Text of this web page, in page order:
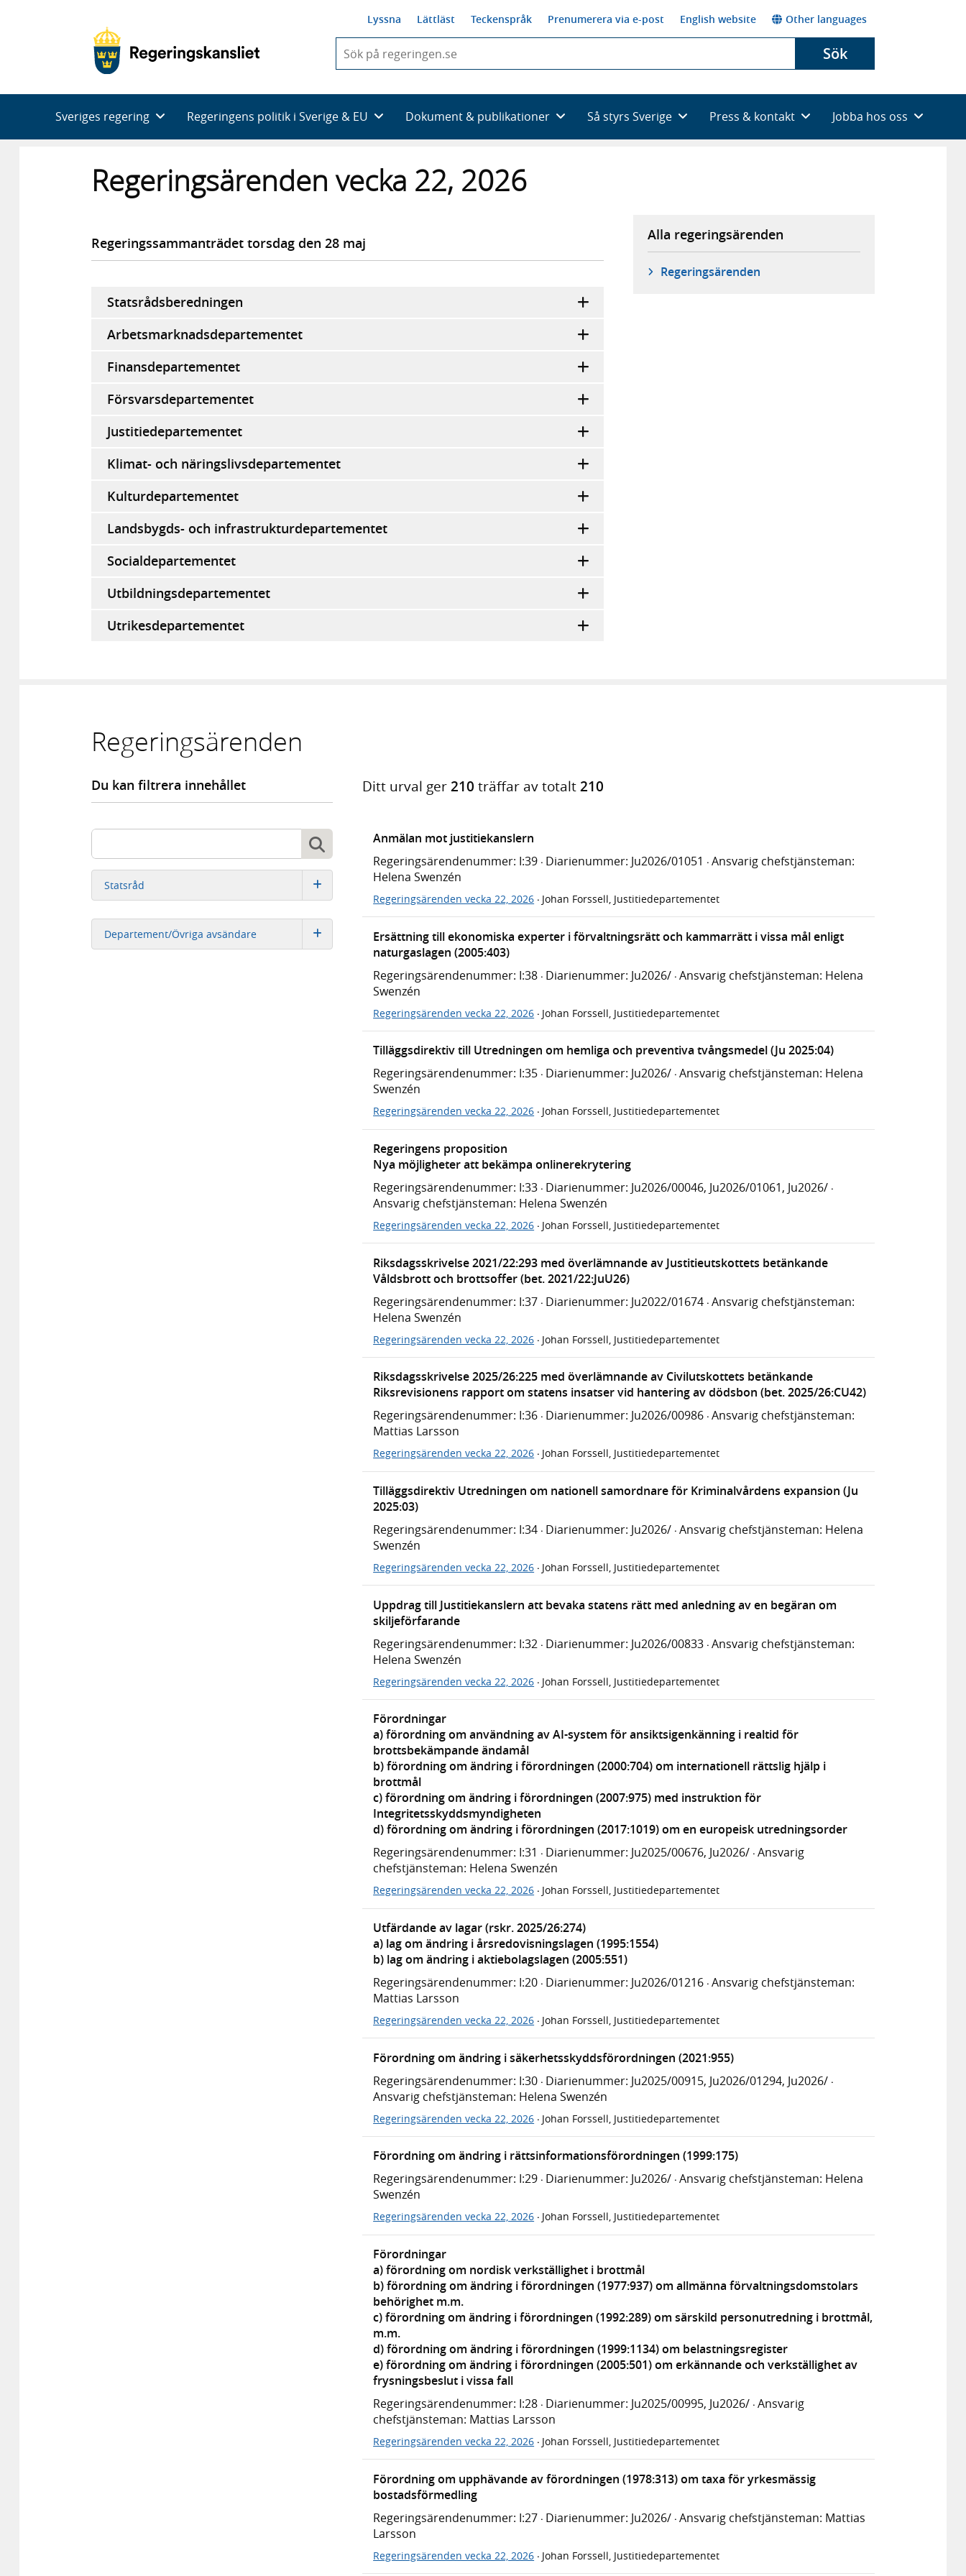
Lyssna Lättläst Teckenspråk Prenumerera via e-post English website Other languages
du
skriva
framträder
en
med
sökförslag
Sök
Sveriges regering Regeringens politik i Sverige & EU Dokument & publikationer Så styrs Sverige Press & kontakt Jobba hos oss
Regeringsärenden vecka 22, 2026
Regeringssammanträdet torsdag den 28 maj
Statsrådsberedningen
Arbetsmarknadsdepartementet
Finansdepartementet
Försvarsdepartementet
Justitiedepartementet
Klimat- och näringslivsdepartementet
Kulturdepartementet
Landsbygds- och infrastrukturdepartementet
Socialdepartementet
Utbildningsdepartementet
Utrikesdepartementet
Alla regeringsärenden
Regeringsärenden
Regeringsärenden
Du kan filtrera innehållet
Sök
Sök
Sök
Statsråd
Departement/Övriga avsändare
Ditt urval ger210 träffar av totalt210
Anmälan mot justitiekanslern
Regeringsärendenummer: I:39 · Diarienummer: Ju2026/01051 · Ansvarig chefstjänsteman:
Helena Swenzén
Regeringsärenden vecka 22, 2026 · Johan Forssell, Justitiedepartementet
Ersättning till ekonomiska experter i förvaltningsrätt och kammarrätt i vissa mål enligt
naturgaslagen (2005:403)
Regeringsärendenummer: I:38 · Diarienummer: Ju2026/ · Ansvarig chefstjänsteman: Helena
Swenzén
Regeringsärenden vecka 22, 2026 · Johan Forssell, Justitiedepartementet
Tilläggsdirektiv till Utredningen om hemliga och preventiva tvångsmedel (Ju 2025:04)
Regeringsärendenummer: I:35 · Diarienummer: Ju2026/ · Ansvarig chefstjänsteman: Helena
Swenzén
Regeringsärenden vecka 22, 2026 · Johan Forssell, Justitiedepartementet
Regeringens proposition
Nya möjligheter att bekämpa onlinerekrytering
Regeringsärendenummer: I:33 · Diarienummer: Ju2026/00046, Ju2026/01061, Ju2026/ ·
Ansvarig chefstjänsteman: Helena Swenzén
Regeringsärenden vecka 22, 2026 · Johan Forssell, Justitiedepartementet
Riksdagsskrivelse 2021/22:293 med överlämnande av Justitieutskottets betänkande
Våldsbrott och brottsoffer (bet. 2021/22:JuU26)
Regeringsärendenummer: I:37 · Diarienummer: Ju2022/01674 · Ansvarig chefstjänsteman:
Helena Swenzén
Regeringsärenden vecka 22, 2026 · Johan Forssell, Justitiedepartementet
Riksdagsskrivelse 2025/26:225 med överlämnande av Civilutskottets betänkande
Riksrevisionens rapport om statens insatser vid hantering av dödsbon (bet. 2025/26:CU42)
Regeringsärendenummer: I:36 · Diarienummer: Ju2026/00986 · Ansvarig chefstjänsteman:
Mattias Larsson
Regeringsärenden vecka 22, 2026 · Johan Forssell, Justitiedepartementet
Tilläggsdirektiv Utredningen om nationell samordnare för Kriminalvårdens expansion (Ju
2025:03)
Regeringsärendenummer: I:34 · Diarienummer: Ju2026/ · Ansvarig chefstjänsteman: Helena
Swenzén
Regeringsärenden vecka 22, 2026 · Johan Forssell, Justitiedepartementet
Uppdrag till Justitiekanslern att bevaka statens rätt med anledning av en begäran om
skiljeförfarande
Regeringsärendenummer: I:32 · Diarienummer: Ju2026/00833 · Ansvarig chefstjänsteman:
Helena Swenzén
Regeringsärenden vecka 22, 2026 · Johan Forssell, Justitiedepartementet
Förordningar
a) förordning om användning av AI-system för ansiktsigenkänning i realtid för
brottsbekämpande ändamål
b) förordning om ändring i förordningen (2000:704) om internationell rättslig hjälp i
brottmål
c) förordning om ändring i förordningen (2007:975) med instruktion för
Integritetsskyddsmyndigheten
d) förordning om ändring i förordningen (2017:1019) om en europeisk utredningsorder
Regeringsärendenummer: I:31 · Diarienummer: Ju2025/00676, Ju2026/ · Ansvarig
chefstjänsteman: Helena Swenzén
Regeringsärenden vecka 22, 2026 · Johan Forssell, Justitiedepartementet
Utfärdande av lagar (rskr. 2025/26:274)
a) lag om ändring i årsredovisningslagen (1995:1554)
b) lag om ändring i aktiebolagslagen (2005:551)
Regeringsärendenummer: I:20 · Diarienummer: Ju2026/01216 · Ansvarig chefstjänsteman:
Mattias Larsson
Regeringsärenden vecka 22, 2026 · Johan Forssell, Justitiedepartementet
Förordning om ändring i säkerhetsskyddsförordningen (2021:955)
Regeringsärendenummer: I:30 · Diarienummer: Ju2025/00915, Ju2026/01294, Ju2026/ ·
Ansvarig chefstjänsteman: Helena Swenzén
Regeringsärenden vecka 22, 2026 · Johan Forssell, Justitiedepartementet
Förordning om ändring i rättsinformationsförordningen (1999:175)
Regeringsärendenummer: I:29 · Diarienummer: Ju2026/ · Ansvarig chefstjänsteman: Helena
Swenzén
Regeringsärenden vecka 22, 2026 · Johan Forssell, Justitiedepartementet
Förordningar
a) förordning om nordisk verkställighet i brottmål
b) förordning om ändring i förordningen (1977:937) om allmänna förvaltningsdomstolars
behörighet m.m.
c) förordning om ändring i förordningen (1992:289) om särskild personutredning i brottmål,
m.m.
d) förordning om ändring i förordningen (1999:1134) om belastningsregister
e) förordning om ändring i förordningen (2005:501) om erkännande och verkställighet av
frysningsbeslut i vissa fall
Regeringsärendenummer: I:28 · Diarienummer: Ju2025/00995, Ju2026/ · Ansvarig
chefstjänsteman: Mattias Larsson
Regeringsärenden vecka 22, 2026 · Johan Forssell, Justitiedepartementet
Förordning om upphävande av förordningen (1978:313) om taxa för yrkesmässig
bostadsförmedling
Regeringsärendenummer: I:27 · Diarienummer: Ju2026/ · Ansvarig chefstjänsteman: Mattias
Larsson
Regeringsärenden vecka 22, 2026 · Johan Forssell, Justitiedepartementet